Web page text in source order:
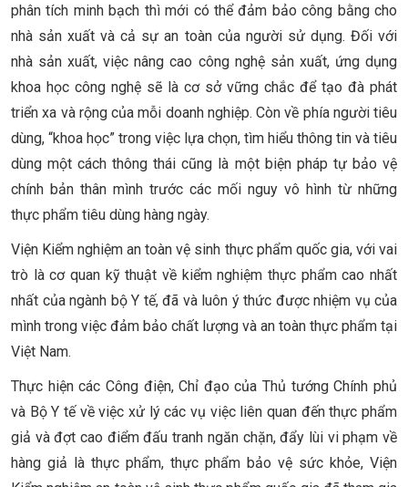
phân tích minh bạch thì mới có thể đảm bảo công bằng cho
nhà sản xuất và cả sự an toàn của người sử dụng. Đối với
nhà sản xuất, việc nâng cao công nghệ sản xuất, ứng dụng
khoa học công nghệ sẽ là cơ sở vững chắc để tạo đà phát
triển xa và rộng của mỗi doanh nghiệp. Còn về phía người tiêu
dùng, “khoa học” trong việc lựa chọn, tìm hiểu thông tin và tiêu
dùng một cách thông thái cũng là một biện pháp tự bảo vệ
chính bản thân mình trước các mối nguy vô hình từ những
thực phẩm tiêu dùng hàng ngày.
Viện Kiểm nghiệm an toàn vệ sinh thực phẩm quốc gia, với vai
trò là cơ quan kỹ thuật về kiểm nghiệm thực phẩm cao nhất
nhất của ngành bộ Y tế, đã và luôn ý thức được nhiệm vụ của
mình trong việc đảm bảo chất lượng và an toàn thực phẩm tại
Việt Nam.
Thực hiện các Công điện, Chỉ đạo của Thủ tướng Chính phủ
và Bộ Y tế về việc xử lý các vụ việc liên quan đến thực phẩm
giả và đợt cao điểm đấu tranh ngăn chặn, đẩy lùi vi phạm về
hàng giả là thực phẩm, thực phẩm bảo vệ sức khỏe, Viện